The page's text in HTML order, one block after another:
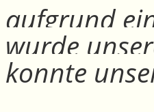
aufgrund
wurde
konnte